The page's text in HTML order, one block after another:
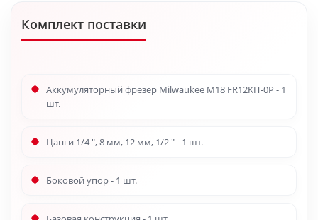
Комплект поставки
Аккумуляторный фрезер Milwaukee M18 FR12KIT-0P - 1
шт.
Цанги 1/4 ", 8 мм, 12 мм, 1/2 " - 1 шт.
Боковой упор - 1 шт.